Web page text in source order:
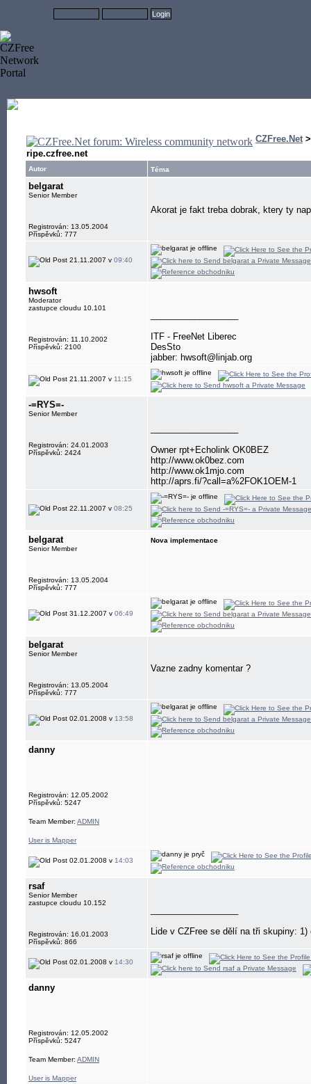
CZFree.Net
ripe.czfree.net
Autor Téma
belgarat
Senior Member
Registrován: 13.05.2004
Příspěvků: 777
Akorat je fakt treba dobrak, ktery ty
21.11.2007 v 09:40
hwsoft
Moderator
zastupce cloudu 10.101
Registrován: 11.10.2002
Příspěvků: 2100
ITF - FreeNet Liberec
DesSto
jabber: hwsoft@linjab.org
21.11.2007 v 11:15
-=RYS=-
Senior Member
Registrován: 24.01.2003
Příspěvků: 2424
Owner rpt+Echolink OK0BEZ
http://www.ok0bez.com
http://www.ok1mjo.com
http://aprs.fi/?call=a%2FOK1OEM-1
22.11.2007 v 08:25
belgarat
Senior Member
Registrován: 13.05.2004
Příspěvků: 777
Nova implementace
31.12.2007 v 06:49
belgarat
Senior Member
Registrován: 13.05.2004
Příspěvků: 777
Vazne zadny komentar ?
02.01.2008 v 13:58
danny
Registrován: 12.05.2002
Příspěvků: 5247
Team Member: ADMIN
User is Mapper
02.01.2008 v 14:03
rsaf
Senior Member
zastupce cloudu 10.152
Registrován: 16.01.2003
Příspěvků: 866
Lide v CZFree se dělí na tři skupiny:
02.01.2008 v 14:30
danny
Registrován: 12.05.2002
Příspěvků: 5247
Team Member: ADMIN
User is Mapper